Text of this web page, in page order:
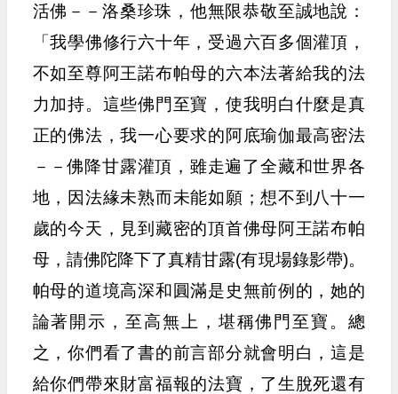
活佛－－洛桑珍珠，他無限恭敬至誠地說：
「我學佛修行六十年，受過六百多個灌頂，
不如至尊阿王諾布帕母的六本法著給我的法
力加持。這些佛門至寶，使我明白什麼是真
正的佛法，我一心要求的阿底瑜伽最高密法
－－佛降甘露灌頂，雖走遍了全藏和世界各
地，因法緣未熟而未能如願；想不到八十一
歲的今天，見到藏密的頂首佛母阿王諾布帕
母，請佛陀降下了真精甘露(有現場錄影帶)。
帕母的道境高深和圓滿是史無前例的，她的
論著開示，至高無上，堪稱佛門至寶。總
之，你們看了書的前言部分就會明白，這是
給你們帶來財富福報的法寶，了生脫死還有